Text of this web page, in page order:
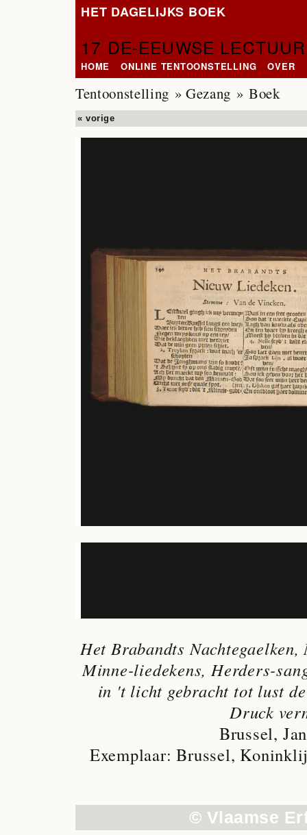
HET DAGELIJKS BOEK
17 DE-EEUWSE
HOME ONLINE TENTOONSTELLING OVER
Tentoonstelling » Gezang » Boek
« vorige
Het Brabandts
Minne-liedekens, Herders-
in 't licht gebracht tot lust
Druck
Brussel,
Exemplaar: Brussel,
© Vlaamse